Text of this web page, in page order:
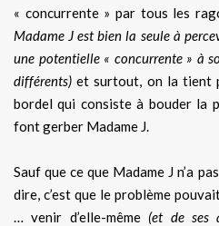
« concurrente » par tous les
Madame J est bien la seule à
une potentielle « concurrente » à
différents) et surtout, on la tient
bordel qui consiste à bouder la
font gerber Madame J.
Sauf que ce que Madame J n’a
dire, c’est que le problème
… venir d’elle-même (et de ses